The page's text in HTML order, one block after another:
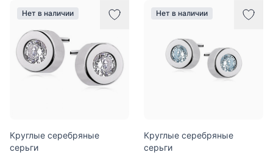
Нет в наличии
Круглые серебряные
серьги
Нет в наличии
Круглые серебряные
серьги